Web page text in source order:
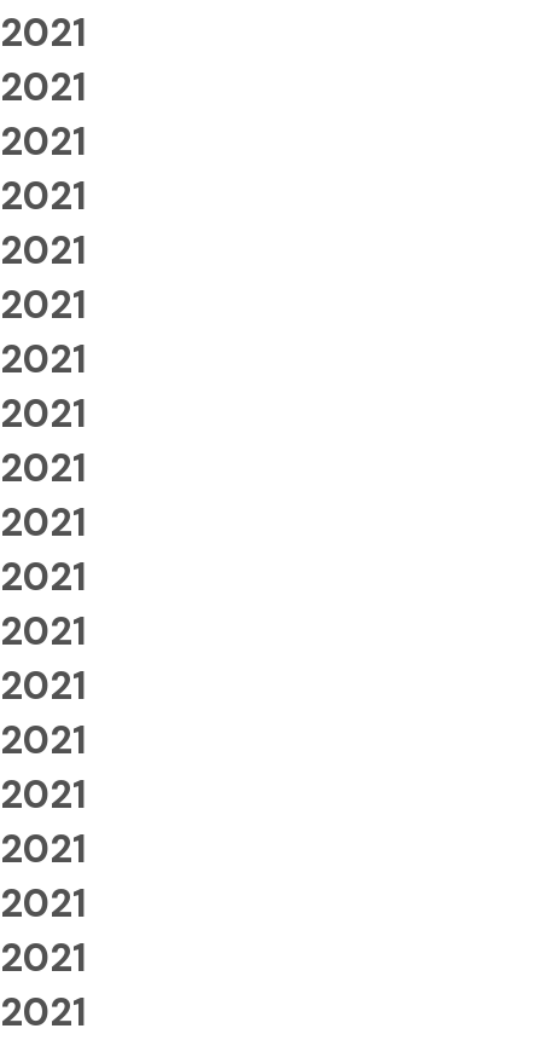
2021
2021
2021
2021
2021
2021
2021
2021
2021
2021
2021
2021
2021
2021
2021
2021
2021
2021
2021